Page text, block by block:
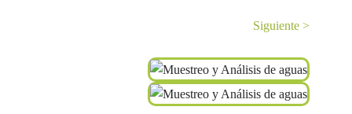
Siguiente >